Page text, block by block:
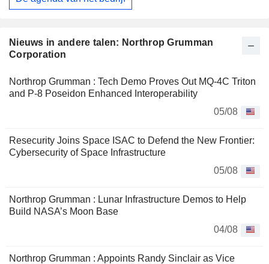
Nieuws in andere talen: Northrop Grumman
Corporation
Northrop Grumman : Tech Demo Proves Out MQ-4C Triton
and P-8 Poseidon Enhanced Interoperability
05/08
Resecurity Joins Space ISAC to Defend the New Frontier:
Cybersecurity of Space Infrastructure
05/08
Northrop Grumman : Lunar Infrastructure Demos to Help
Build NASA’s Moon Base
04/08
Northrop Grumman : Appoints Randy Sinclair as Vice